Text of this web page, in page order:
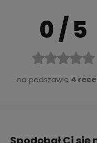
0/ 5
na podstawie 4